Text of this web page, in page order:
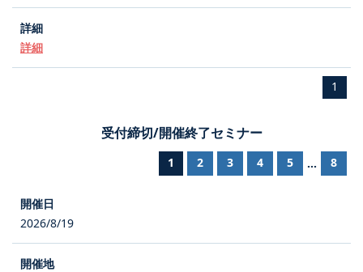
詳細
1
受付締切/開催終了セミナー
1 2 3 4 5 ... 8
2026/8/19